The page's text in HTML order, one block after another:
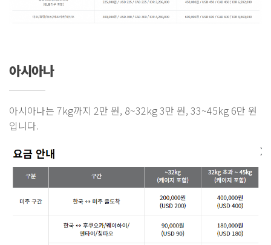
아시아나
아시아나는 7kg까지 2만 원, 8~32kg 3만 원, 33~45kg 6만 원
입니다.